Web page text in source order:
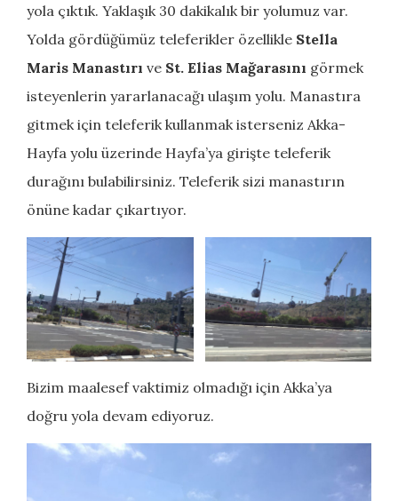
yola çıktık. Yaklaşık 30 dakikalık bir yolumuz var.
Yolda gördüğümüz teleferikler özellikle Stella
Maris Manastırı ve St. Elias Mağarasını görmek
isteyenlerin yararlanacağı ulaşım yolu. Manastıra
gitmek için teleferik kullanmak isterseniz Akka-
Hayfa yolu üzerinde Hayfa’ya girişte teleferik
durağını bulabilirsiniz. Teleferik sizi manastırın
önüne kadar çıkartıyor.
Bizim maalesef vaktimiz olmadığı için Akka’ya
doğru yola devam ediyoruz.